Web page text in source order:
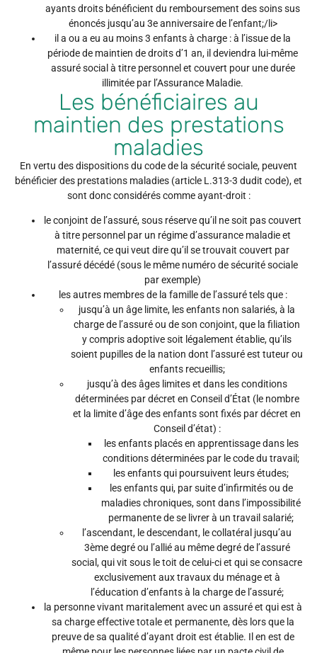
ayants droits bénéficient du remboursement des soins sus
énoncés jusqu’au 3e anniversaire de l’enfant;/li>
il a ou a eu au moins 3 enfants à charge : à l’issue de la
période de maintien de droits d’1 an, il deviendra lui-même
assuré social à titre personnel et couvert pour une durée
illimitée par l’Assurance Maladie.
Les bénéficiaires au
maintien des prestations
maladies
En vertu des dispositions du code de la sécurité sociale, peuvent
bénéficier des prestations maladies (article L.313-3 dudit code), et
sont donc considérés comme ayant-droit :
le conjoint de l’assuré, sous réserve qu’il ne soit pas couvert
à titre personnel par un régime d’assurance maladie et
maternité, ce qui veut dire qu’il se trouvait couvert par
l’assuré décédé (sous le même numéro de sécurité sociale
par exemple)
les autres membres de la famille de l’assuré tels que :
jusqu’à un âge limite, les enfants non salariés, à la
charge de l’assuré ou de son conjoint, que la filiation
y compris adoptive soit légalement établie, qu’ils
soient pupilles de la nation dont l’assuré est tuteur ou
enfants recueillis;
jusqu’à des âges limites et dans les conditions
déterminées par décret en Conseil d’État (le nombre
et la limite d’âge des enfants sont fixés par décret en
Conseil d’état) :
les enfants placés en apprentissage dans les
conditions déterminées par le code du travail;
les enfants qui poursuivent leurs études;
les enfants qui, par suite d’infirmités ou de
maladies chroniques, sont dans l’impossibilité
permanente de se livrer à un travail salarié;
l’ascendant, le descendant, le collatéral jusqu’au
3ème degré ou l’allié au même degré de l’assuré
social, qui vit sous le toit de celui-ci et qui se consacre
exclusivement aux travaux du ménage et à
l’éducation d’enfants à la charge de l’assuré;
la personne vivant maritalement avec un assuré et qui est à
sa charge effective totale et permanente, dès lors que la
preuve de sa qualité d’ayant droit est établie. Il en est de